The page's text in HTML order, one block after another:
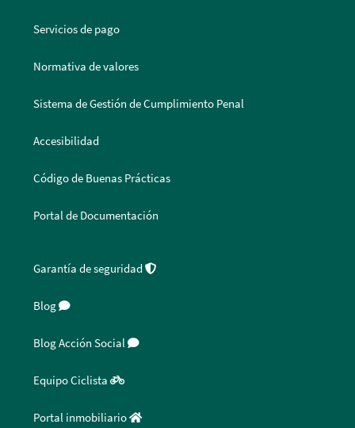
Servicios de pago
Normativa de valores
Sistema de Gestión de Cumplimiento Penal
Accesibilidad
Código de Buenas Prácticas
Portal de Documentación
Garantía de seguridad
Blog
Blog Acción Social
Equipo Ciclista
Portal inmobiliario